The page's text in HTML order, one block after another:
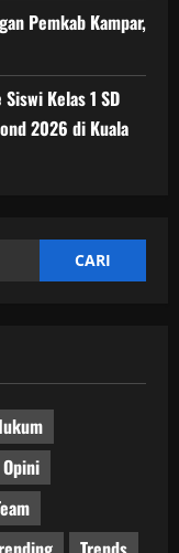
Pemkab Kampar,
Kelas 1 SD
2026 di Kuala
Opini